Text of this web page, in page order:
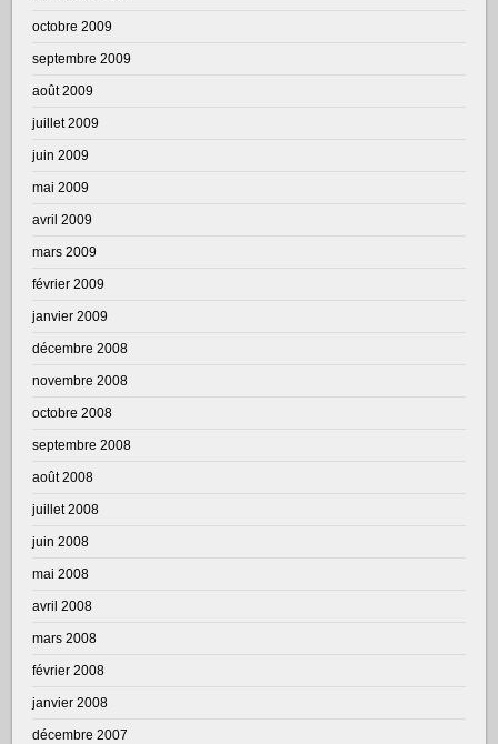
octobre 2009
septembre 2009
août 2009
juillet 2009
juin 2009
mai 2009
avril 2009
mars 2009
février 2009
janvier 2009
décembre 2008
novembre 2008
octobre 2008
septembre 2008
août 2008
juillet 2008
juin 2008
mai 2008
avril 2008
mars 2008
février 2008
janvier 2008
décembre 2007